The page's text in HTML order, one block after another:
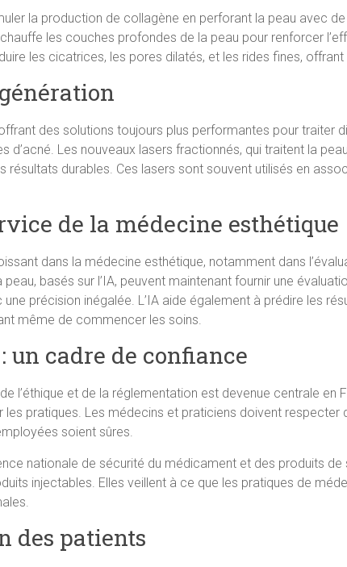
la production de collagène en perforant la peau avec
les couches profondes de la peau pour renforcer
les cicatrices, les pores dilatés, et les rides fines, offrant
des solutions toujours plus performantes pour traiter
Les nouveaux lasers fractionnés, qui traitent la
durables. Ces lasers sont souvent utilisés en
de la médecine esthétique
dans la médecine esthétique, notamment dans
basés sur l’IA, peuvent maintenant fournir une
précision inégalée. L’IA aide également à prédire les
même de commencer les soins.
un cadre de confiance
l’éthique et de la réglementation est devenue centrale en
pratiques. Les médecins et praticiens doivent respecter
soient sûres.
nationale de sécurité du médicament et des produits
injectables. Elles veillent à ce que les pratiques de
des patients